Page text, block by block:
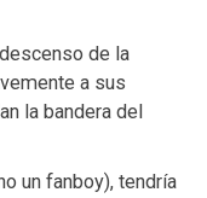
de la
a sus
la bandera del
un fanboy), tendría